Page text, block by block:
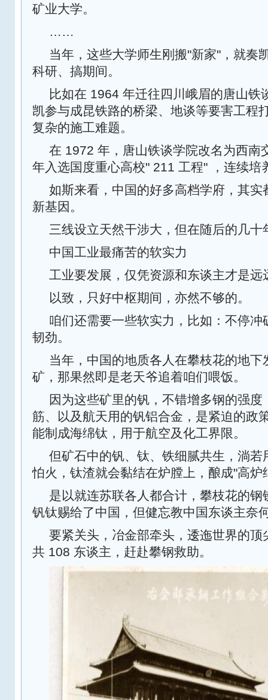
矿业大学。
……
当年，这些大学师生刚搬"新家"，就奏
科研、搞期间。
比如在 1964 年迁往四川峨眉的唐山铁
凯参与成昆铁路的桥梁、地谈等要害工程
复杂的施工难题。‌
在 1972 年，唐山铁谈学院改名为西南
年入选国度重心高校" 211 工程" ‌，连续培
如斯来看，中国的好多高档学府，其实
新基因。
三线设立天然干涉大，但在随后的几十
中国工业最痛苦的软实力
工业要发展，仅凭资源和东谈主才是远
以致，只好中枢期间，亦然不够的。
咱们还需要一些软实力，比如：不停冲
韧劲。
当年，中国的地质各人在攀枝花的地下
矿，那果然即是老天爷追着咱们喂饭。
因为这些矿里的钒，不错增多钢的强
筋、以及航天用的钒铝合金，是紧迫的政
能制成海绵钛，用于航空及化工界限。
但矿石中的钒、钛、铁细腻共生，淌若
怕火，钛渣就会黏结在炉膛上，酿成"高炉
是以就连苏联各人都合计，攀枝花的钢
钒钛赐给了中国，但健忘教中国东谈主奈
要紧关头，冶金部牵头，逶迤世界的顶
共 108 东谈主，赶赴攀钢救助。